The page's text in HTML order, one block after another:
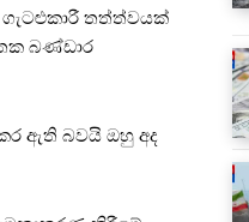
තත්ත්වයක්
බණ්ඩාර
ඇති බවයි ඔහු අද